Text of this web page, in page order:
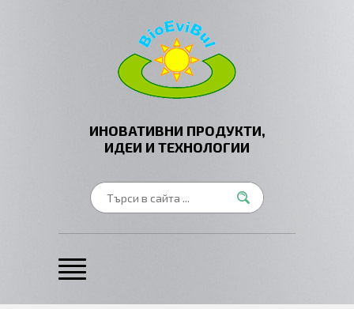
ИНОВАТИВНИ ПРОДУКТИ,
ИДЕИ И ТЕХНОЛОГИИ